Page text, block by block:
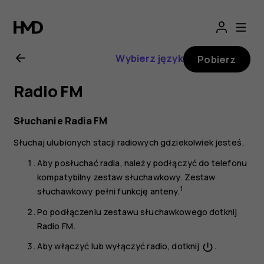
Instrukcja
obsługi
telefonu
Nokia
6.1
Wybierz język Pobierz
Radio FM
Słuchanie Radia FM
Słuchaj ulubionych stacji radiowych gdziekolwiek jesteś.
Aby posłuchać radia, należy podłączyć do telefonu
kompatybilny zestaw słuchawkowy. Zestaw
słuchawkowy pełni funkcję anteny.1
Po podłączeniu zestawu słuchawkowego dotknij
Radio FM.
Aby włączyć lub wyłączyć radio, dotknij power_settings_new.